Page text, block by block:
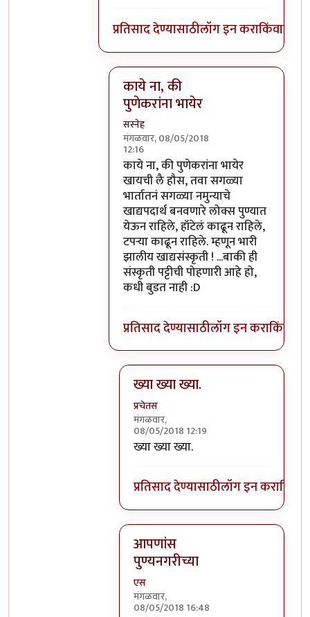
प्रतिसाद देण्यासाठीलॉग इन कराकिंवा
काये ना, की
पुणेकरांना भायेर
सस्नेह
मंगळवार, 08/05/2018
12:16
In reply toसोलापूर काय आणि कोल्हापूर
काये ना, की पुणेकरांना भायेर
खायची लै हौस, तवा सगळ्या
भार्तातनं सगळ्या नमुन्याचे
खाद्यपदार्थ बनवणारे लोक्स पुण्यात
येऊन राहिले, हॉटेलं काढून राहिले,
टपऱ्या काढून राहिले. म्हणून भारी
झालीय खाद्यसंस्कृती ! ...बाकी ही
संस्कृती पट्टीची पोहणारी आहे हो,
कधी बुडत नाही :D
प्रतिसाद देण्यासाठीलॉग इन कराकिंवा
ख्या ख्या ख्या.
प्रचेतस
मंगळवार,
08/05/2018 12:19
In reply toकाये ना, की पुणेकरांना भायेर
ख्या ख्या ख्या.
प्रतिसाद देण्यासाठीलॉग इन कराकिंवा
आपणांस
पुण्यनगरीच्या
एस
मंगळवार,
08/05/2018 16:48